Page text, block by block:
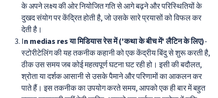
के अपने लक्ष्य की ओर नियोजित गति से आगे बढ़ने और परिस्थितियों के
दुखद संयोग पर केंद्रित होती है, जो उसके सारे प्रयासों को विफल कर
देती है।
In medias res या मिडियास रेस में ('कथा के बीच में' लैटिन के लिए)-
स्टोरीटेलिंग की यह तकनीक कहानी को एक केंद्रीय बिंदु से शुरू करती है,
ठीक उस समय जब कोई महत्वपूर्ण घटना घट रही हो। इसी की बदौलत,
श्रोता या दर्शक आसानी से उसके पैमाने और परिणामों का आकलन कर
पाते हैं। इस तकनीक का उपयोग करते समय, आपको एक ही बार में बहुत